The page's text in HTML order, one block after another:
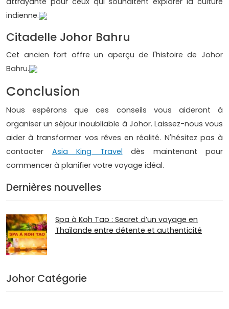
indienne.
Citadelle Johor Bahru
Cet ancien fort offre un aperçu de l'histoire de Johor
Bahru.
Conclusion
Nous espérons que ces conseils vous aideront à
organiser un séjour inoubliable à Johor. Laissez-nous vous
aider à transformer vos rêves en réalité. N'hésitez pas à
contacter Asia King Travel dès maintenant pour
commencer à planifier votre voyage idéal.
Dernières nouvelles
Spa à Koh Tao : Secret d’un voyage en
Thaïlande entre détente et authenticité
Johor Catégorie